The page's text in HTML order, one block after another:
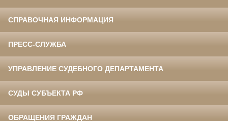
СПРАВОЧНАЯ ИНФОРМАЦИЯ
ПРЕСС-СЛУЖБА
УПРАВЛЕНИЕ СУДЕБНОГО ДЕПАРТАМЕНТА
СУДЫ СУБЪЕКТА РФ
ОБРАЩЕНИЯ ГРАЖДАН